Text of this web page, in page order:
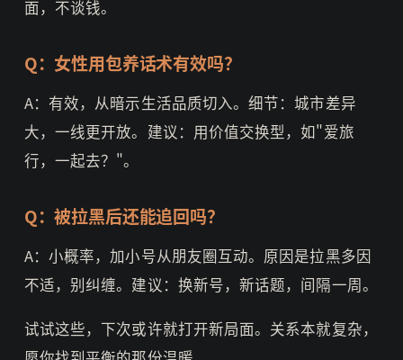
面，不谈钱。
Q：女性用包养话术有效吗？
A：有效，从暗示生活品质切入。细节：城市差异
大，一线更开放。建议：用价值交换型，如"爱旅
行，一起去？"。
Q：被拉黑后还能追回吗？
A：小概率，加小号从朋友圈互动。原因是拉黑多因
不适，别纠缠。建议：换新号，新话题，间隔一周。
试试这些，下次或许就打开新局面。关系本就复杂，